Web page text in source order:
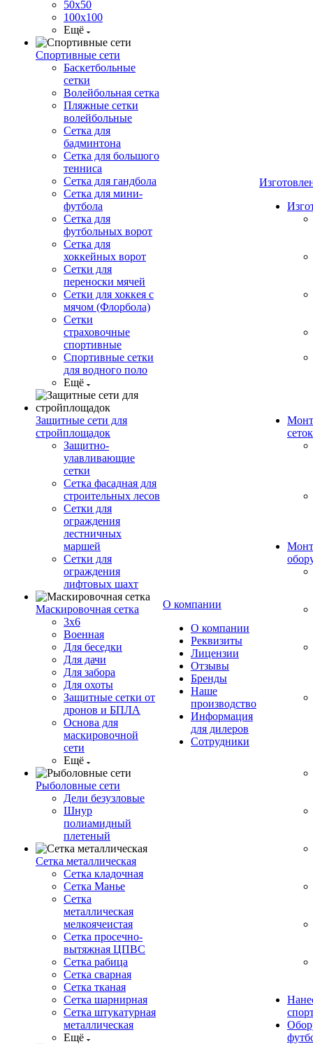
50х50
100х100
Ещё
Спортивные сети
Баскетбольные
сетки
Волейбольная сетка
Пляжные сетки
волейбольные
Сетка для
бадминтона
Сетка для большого
тенниса
Сетка для гандбола
Сетка для мини-
футбола
Сетка для
футбольных ворот
Сетка для
хоккейных ворот
Сетки для
переноски мячей
Сетки для хоккея с
мячом (Флорбола)
Сетки
страховочные
спортивные
Спортивные сетки
для водного поло
Ещё
Защитные сети для
стройплощадок
Защитно-
улавливающие
сетки
Сетка фасадная для
строительных лесов
Сетки для
ограждения
лестничных
маршей
Сетки для
ограждения
лифтовых шахт
Маскировочная сетка
3х6
Военная
Для беседки
Для дачи
Для забора
Для охоты
Защитные сетки от
дронов и БПЛА
Основа для
маскировочной
сети
Ещё
Рыболовные сети
Дели безузловые
Шнур
полиамидный
плетеный
Сетка металлическая
Сетка кладочная
Сетка Манье
Сетка
металлическая
мелкоячеистая
Сетка просечно-
вытяжная ЦПВС
Сетка рабица
Сетка сварная
Сетка тканая
Сетка шарнирная
Сетка штукатурная
металлическая
Ещё
О компании
О компании
Реквизиты
Лицензии
Отзывы
Бренды
Наше
производство
Информация
для дилеров
Сотрудники
сеток